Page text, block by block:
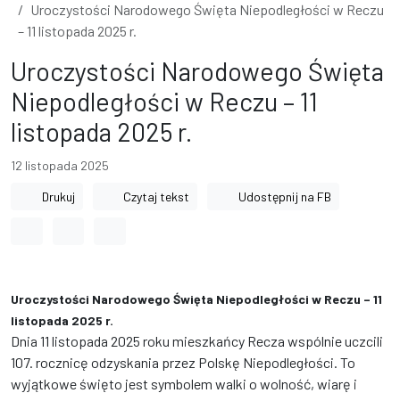
Uroczystości Narodowego Święta Niepodległości w Reczu
– 11 listopada 2025 r.
Uroczystości Narodowego Święta
Niepodległości w Reczu – 11
listopada 2025 r.
12 listopada 2025
Drukuj Czytaj tekst Udostępnij na FB
Uroczystości Narodowego Święta Niepodległości w Reczu – 11
listopada 2025 r.
Dnia 11 listopada 2025 roku mieszkańcy Recza wspólnie uczcili
107. rocznicę odzyskania przez Polskę Niepodległości. To
wyjątkowe święto jest symbolem walki o wolność, wiarę i